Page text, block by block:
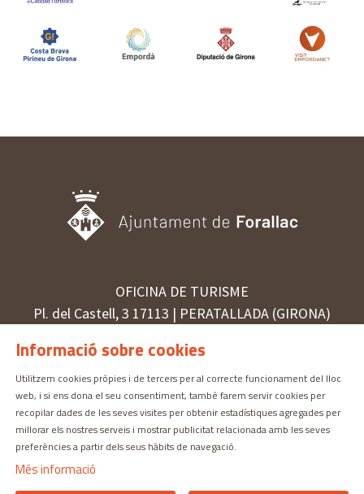
OFICINA DE TURISME
Pl. del Castell, 3 17113 | PERATALLADA (GIRONA)
Sitemap Avís Legal Ús de Cookies Contactar
Informació sobre cookies
Utilitzem cookies pròpies i de tercers per al correcte funcionament del lloc
web, i si ens dona el seu consentiment, també farem servir cookies per
recopilar dades de les seves visites per obtenir estadístiques agregades per
millorar els nostres serveis i mostrar publicitat relacionada amb les seves
preferències a partir dels seus hàbits de navegació.
Més informació